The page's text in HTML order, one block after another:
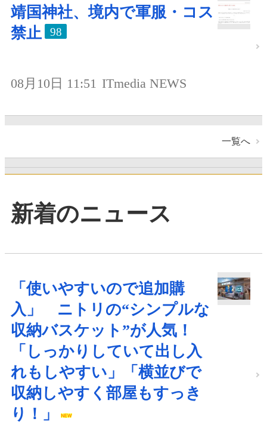
靖国神社、境内で軍服・コス
禁止
98
08月10日 11:51 ITmedia NEWS
一覧へ
新着のニュース
「使いやすいので追加購
入」 ニトリの“シンプルな
収納バスケット”が人気！
「しっかりしていて出し入
れもしやすい」「横並びで
収納しやすく部屋もすっき
り！」